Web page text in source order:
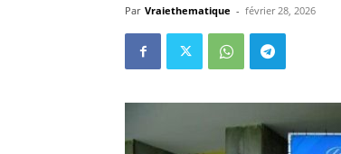
Par Vraiethematique - février 28, 2026